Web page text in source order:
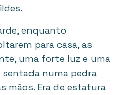
enquanto
para casa, as
uma forte luz e uma
numa pedra
mãos. Era de estatura